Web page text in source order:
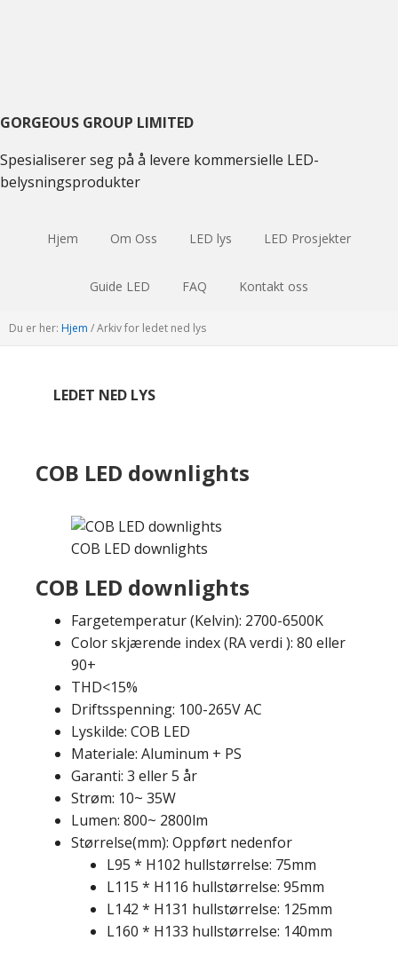
GORGEOUS GROUP LIMITED
Spesialiserer seg på å levere kommersielle LED-
belysningsprodukter
Hjem Om Oss LED lys LED Prosjekter
Guide LED FAQ Kontakt oss
Du er her: Hjem /Arkiv for ledet ned lys
LEDET NED LYS
COB LED downlights
COB LED downlights
COB LED downlights
Fargetemperatur (Kelvin): 2700-6500K
Color skjærende index (RA verdi ): 80 eller
90+
THD<15%
Driftsspenning: 100-265V AC
Lyskilde: COB LED
Materiale: Aluminum + PS
Garanti: 3 eller 5 år
Strøm: 10~ 35W
Lumen: 800~ 2800lm
Størrelse(mm): Oppført nedenfor
L95 * H102 hullstørrelse: 75mm
L115 * H116 hullstørrelse: 95mm
L142 * H131 hullstørrelse: 125mm
L160 * H133 hullstørrelse: 140mm